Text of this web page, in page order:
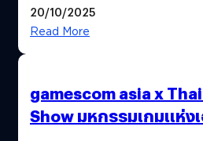
20/10/2025
Read More
gamescom asia x
Show มหกรรมเกมแห่ง